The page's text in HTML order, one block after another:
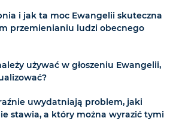
i jak ta moc Ewangelii skuteczna
przemienianiu ludzi obecnego
używać w głoszeniu Ewangelii,
uwydatniają problem, jaki
stawia, a który można wyrazić tymi